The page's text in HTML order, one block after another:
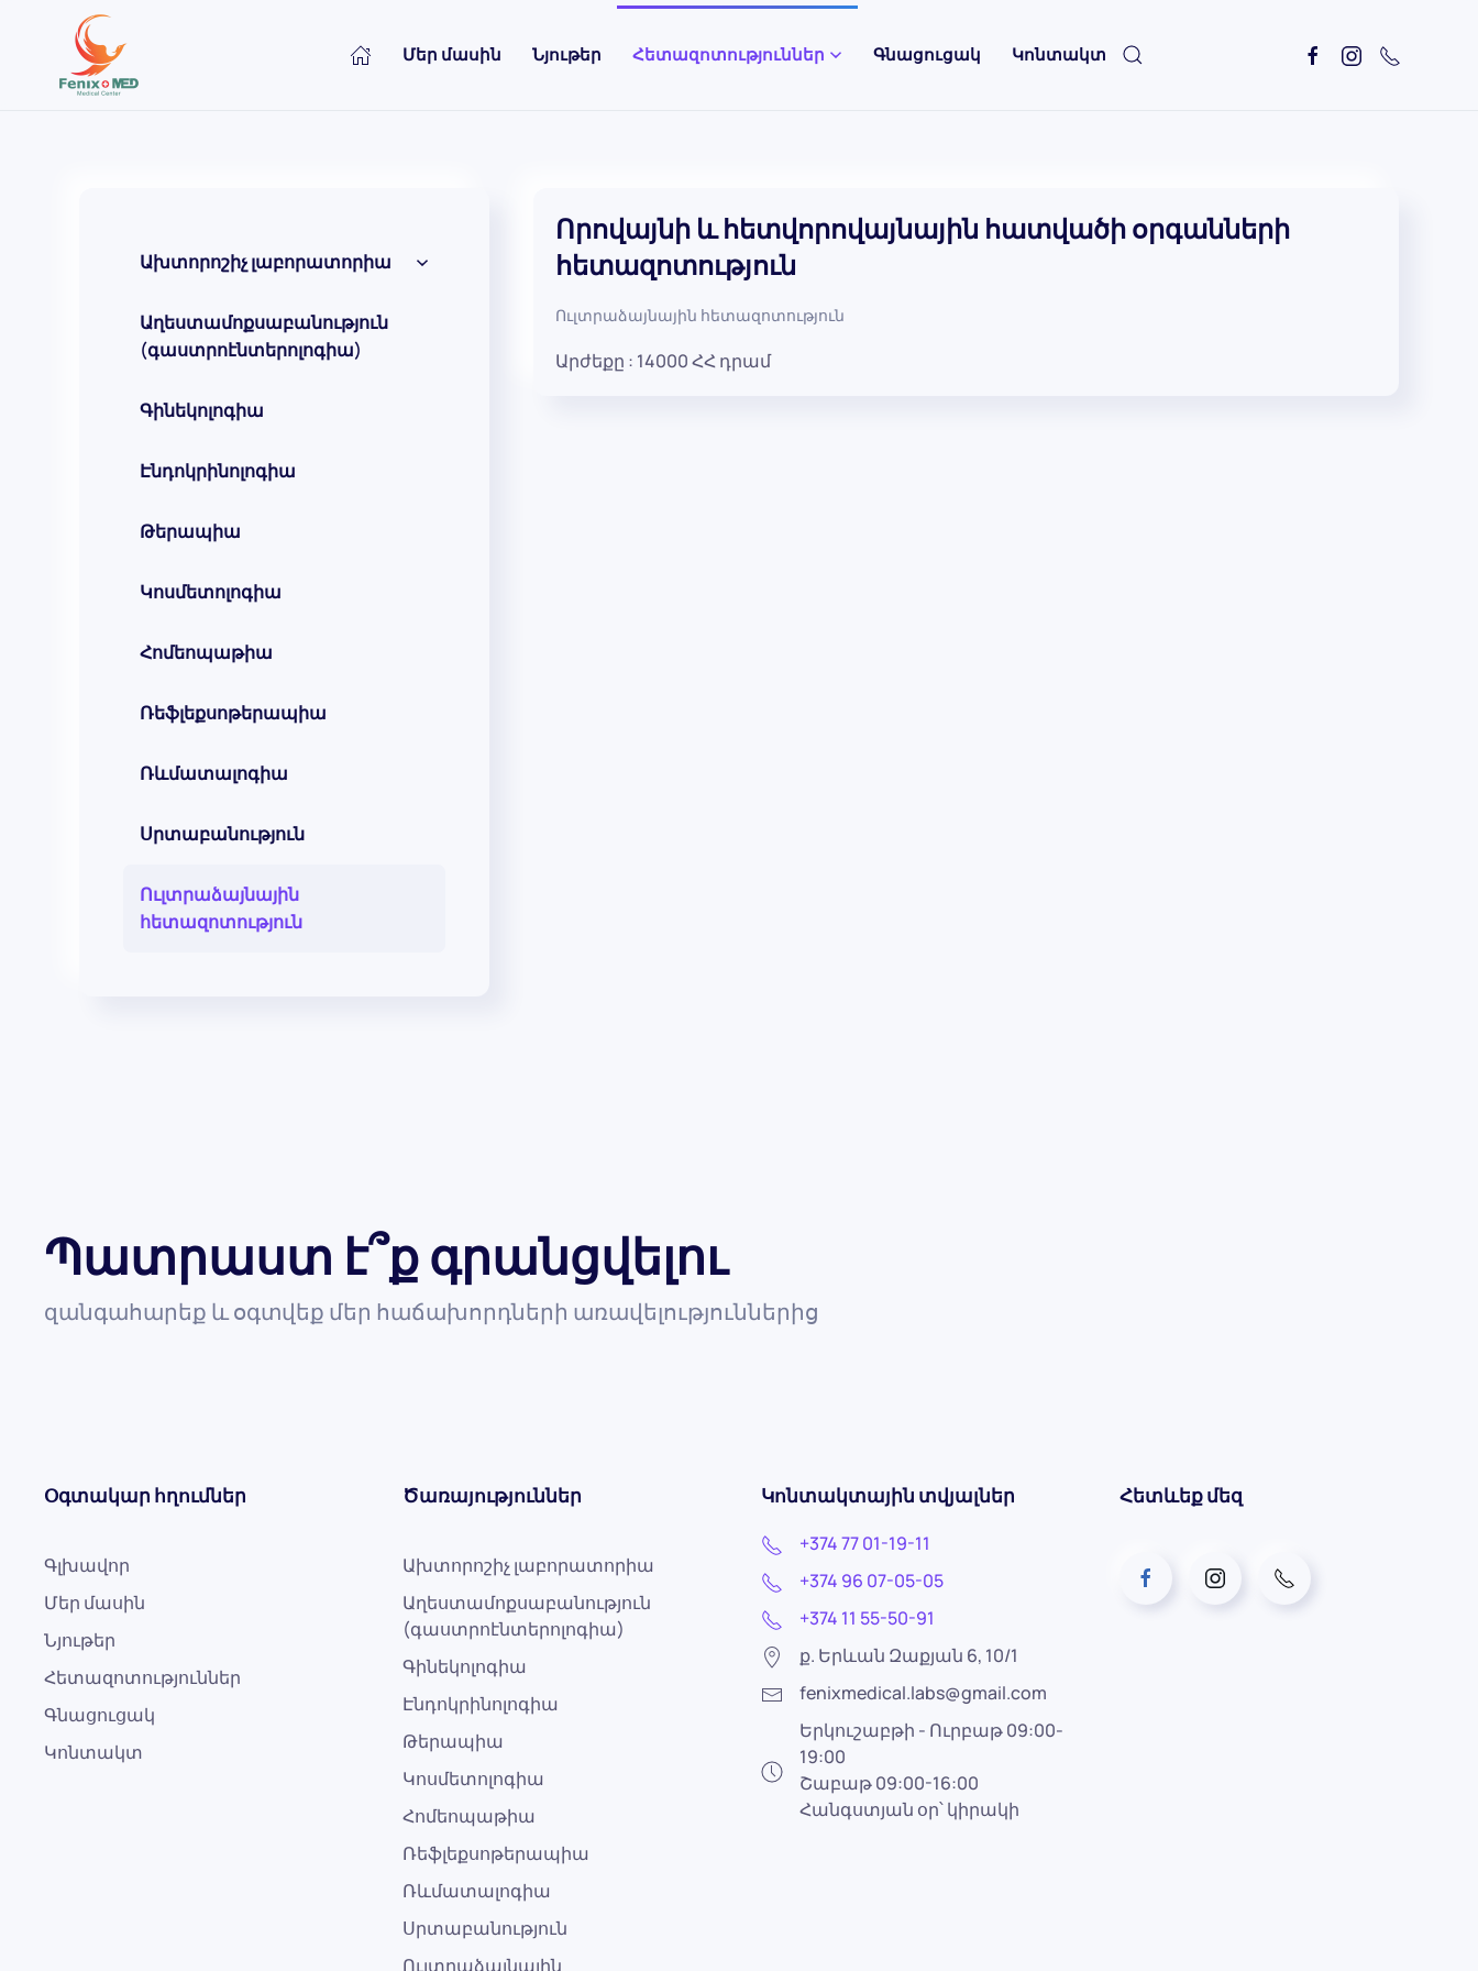
Skip to main content Մեր մասին Նյութեր Հետազոտություններ Գնացուցակ Կոնտակտ
Ախտորոշիչ լաբորատորիա
Աղեստամոքսաբանություն
(գաստրոէնտերոլոգիա)
Գինեկոլոգիա
Էնդոկրինոլոգիա
Թերապիա
Կոսմետոլոգիա
Հոմեոպաթիա
Ռեֆլեքսոթերապիա
Ռևմատալոգիա
Սրտաբանություն
Ուլտրաձայնային
հետազոտություն
Որովայնի և հետվորովայնային հատվածի օրգանների
հետազոտություն
Ուլտրաձայնային հետազոտություն
Արժեքը : 14000ՀՀ դրամ
Պատրաստ է՞ք գրանցվելու
զանգահարեք և օգտվեք մեր հաճախորդների առավելություններից
Օգտակար հղումներ
Գլխավոր
Մեր մասին
Նյութեր
Հետազոտություններ
Գնացուցակ
Կոնտակտ
Ծառայություններ
Ախտորոշիչ լաբորատորիա
Աղեստամոքսաբանություն
(գաստրոէնտերոլոգիա)
Գինեկոլոգիա
Էնդոկրինոլոգիա
Թերապիա
Կոսմետոլոգիա
Հոմեոպաթիա
Ռեֆլեքսոթերապիա
Ռևմատալոգիա
Սրտաբանություն
Ուլտրաձայնային
Կոնտակտային տվյալներ
+374 77 01-19-11
+374 96 07-05-05
+374 11 55-50-91
ք. Երևան Զաքյան 6, 10/1
fenixmedical.labs@gmail.com
Երկուշաբթի - Ուրբաթ 09:00-
19:00
Շաբաթ 09:00-16:00
Հանգստյան օր՝ կիրակի
Հետևեք մեզ